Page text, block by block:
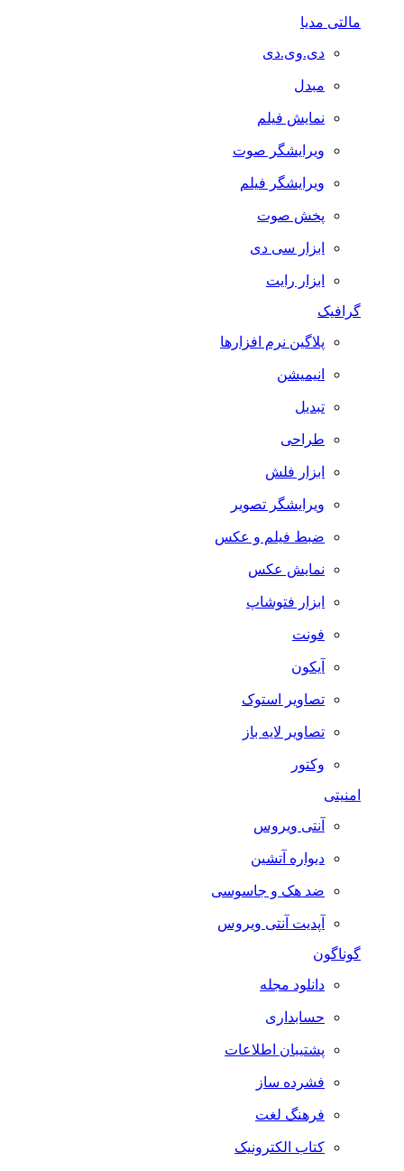
مالتی مدیا
دی.وی.دی
مبدل
نمایش فیلم
ویرایشگر صوت
ویرایشگر فیلم
پخش صوت
ابزار سی دی
ابزار رایت
گرافیک
پلاگین نرم افزارها
انیمیشن
تبدیل
طراحی
ابزار فلش
ویرایشگر تصویر
ضبط فيلم و عكس
نمایش عکس
ابزار فتوشاپ
فونت
آیکون
تصاویر استوک
تصاویر لایه باز
وکتور
امنیتی
آنتی ویروس
دیواره آتشین
ضد هک و جاسوسی
آپدیت آنتی ویروس
گوناگون
دانلود مجله
حسابداری
پشتیبان اطلاعات
فشرده ساز
فرهنگ لغت
کتاب الکترونیک